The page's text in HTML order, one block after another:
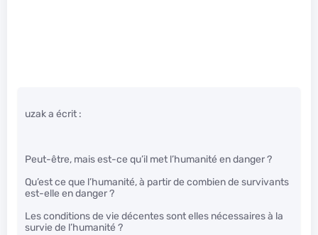
uzak a écrit :
Peut-être, mais est-ce qu’il met l’humanité en danger ?
Qu’est ce que l’humanité, à partir de combien de survivants
est-elle en danger ?
Les conditions de vie décentes sont elles nécessaires à la
survie de l’humanité ?